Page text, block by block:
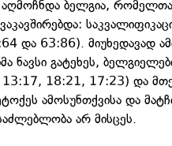
ბელგია,
და 63:86). მიუხედავად
ნავსი გატეხეს,
13:17, 18:21, 17:23) და
ამოსუნთქვისა და
არ მისცეს.